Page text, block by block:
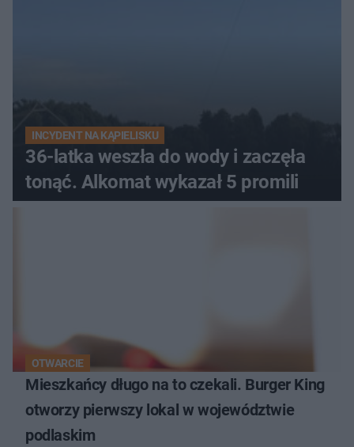
INCYDENT NA KĄPIELISKU
36-latka weszła do wody i zaczęła
tonąć. Alkomat wykazał 5 promili
OTWARCIE
Mieszkańcy długo na to czekali. Burger King
otworzy pierwszy lokal w województwie
podlaskim